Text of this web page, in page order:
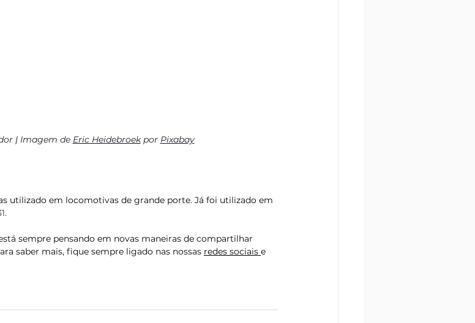
| Imagem de Eric Heidebroek por Pixabay
utilizado em locomotivas de grande porte. Já foi utilizado em
sempre pensando em novas maneiras de compartilhar
saber mais, fique sempre ligado nas nossas redes sociais e